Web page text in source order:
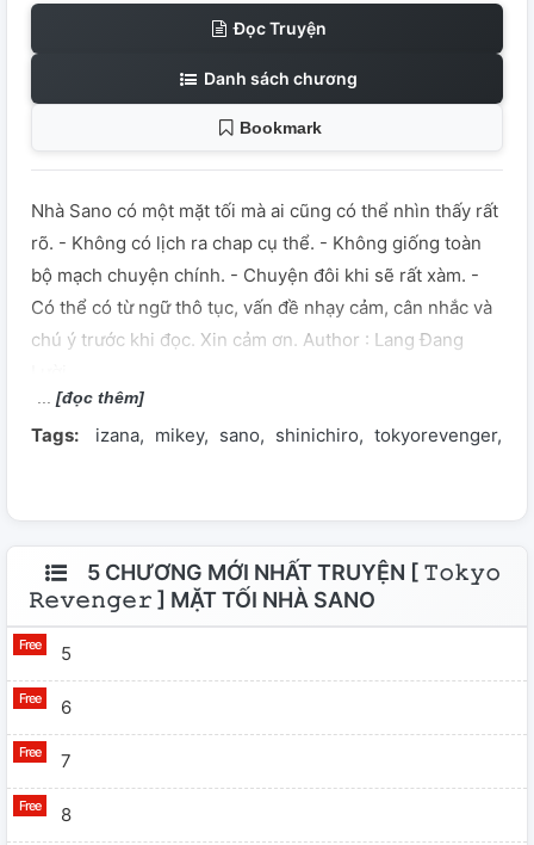
Đọc Truyện
Danh sách chương
Bookmark
Nhà Sano có một mặt tối mà ai cũng có thể nhìn thấy rất
rõ. - Không có lịch ra chap cụ thể. - Không giống toàn
bộ mạch chuyện chính. - Chuyện đôi khi sẽ rất xàm. -
Có thể có từ ngữ thô tục, vấn đề nhạy cảm, cân nhắc và
chú ý trước khi đọc. Xin cảm ơn. Author : Lang Đang
[đọc thêm]
Tags: izana mikey sano shinichiro tokyorevenger
5 CHƯƠNG MỚI NHẤT TRUYỆN [ 𝚃𝚘𝚔𝚢𝚘
𝚁𝚎𝚟𝚎𝚗𝚐𝚎𝚛 ] MẶT TỐI NHÀ SANO
5
6
7
8